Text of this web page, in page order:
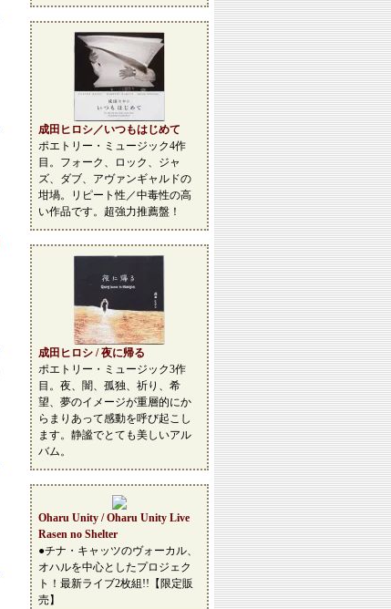
成田ヒロシ／いつもはじめて
ポエトリー・ミュージック4作
目。フォーク、ロック、ジャ
ズ、ダブ、アヴァンギャルドの
坩堝。リピート性／中毒性の高
い作品です。超強力推薦盤！
成田ヒロシ / 夜に帰る
ポエトリー・ミュージック3作
目。夜、闇、孤独、祈り、希
望、夢のイメージが重層的にか
らまりあって感動を呼び起こし
ます。静謐でとても美しいアル
バム。
Oharu Unity / Oharu Unity Live
Rasen no Shelter
●チナ・キャッツのヴォーカル、
オハルを中心としたプロジェク
ト！最新ライブ2枚組!!【限定販
売】